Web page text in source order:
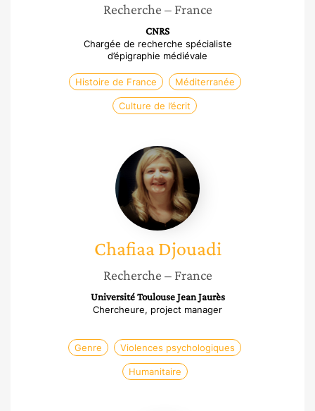
Recherche – France
CNRS
Chargée de recherche spécialiste
d’épigraphie médiévale
Histoire de France Méditerranée
Culture de l’écrit
Chafiaa
Djouadi
Chafiaa Djouadi
Recherche – France
Université Toulouse Jean Jaurès
Chercheure, project manager
Genre Violences psychologiques
Humanitaire